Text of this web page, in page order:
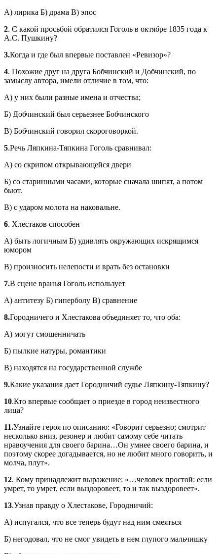
А) лирика Б) драма В) эпос
2. С какой просьбой обратился Гоголь в октябре 1835 года к
А.С. Пушкину?
3.Когда и где был впервые поставлен «Ревизор»?
4. Похожие друг на друга Бобчинский и Добчинский, по
замыслу автора, имели отличие в том, что:
А) у них были разные имена и отчества;
Б) Добчинский был серьезнее Бобчинского
В) Бобчинский говорил скороговоркой.
5.Речь Ляпкина-Тяпкина Гоголь сравнивал:
А) со скрипом открывающейся двери
Б) со старинными часами, которые сначала шипят, а потом
бьют.
В) с ударом молота на наковальне.
6. Хлестаков способен
А) быть логичным Б) удивлять окружающих искрящимся
юмором
В) произносить нелепости и врать без остановки
7.В сцене вранья Гоголь использует
А) антитезу Б) гиперболу В) сравнение
8.Городничего и Хлестакова объединяет то, что оба:
А) могут смошенничать
Б) пылкие натуры, романтики
В) находятся на государственной службе
9.Какие указания дает Городничий судье Ляпкину-Тяпкину?
10.Кто впервые сообщает о приезде в город неизвестного
лица?
11.Узнайте героя по описанию: «Говорит серьезно; смотрит
несколько вниз, резонер и любит самому себе читать
нравоучения для своего барина…Он умнее своего барина, и
поэтому скорее догадывается, но не любит много говорить, и
молча, плут».
12. Кому принадлежит выражение: «…человек простой: если
умрет, то умрет, если выздоровеет, то и так выздоровеет».
13.Узнав правду о Хлестакове, Городничий:
А) испугался, что все теперь будут над ним смеяться
Б) негодовал, что не смог увидеть в нем глупого мальчишку